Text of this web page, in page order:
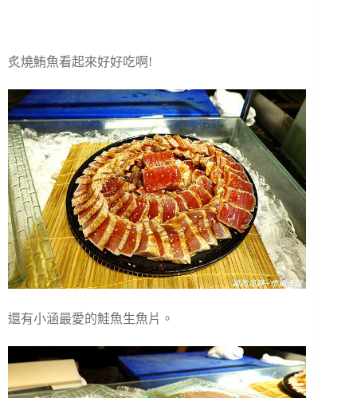
炙燒鮪魚看起來好好吃啊!
還有小涵最愛的鮭魚生魚片。